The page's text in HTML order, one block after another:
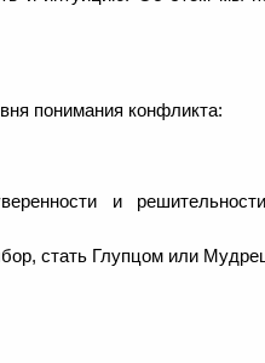
понимания конфликта:
и
стать Глупцом или